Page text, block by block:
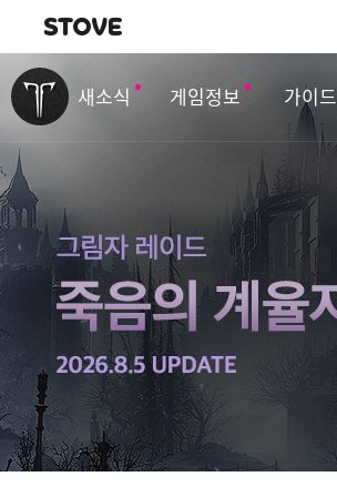
내비게이션
새소식 게임정보 가이드
벤
트
&
업
데
이
트